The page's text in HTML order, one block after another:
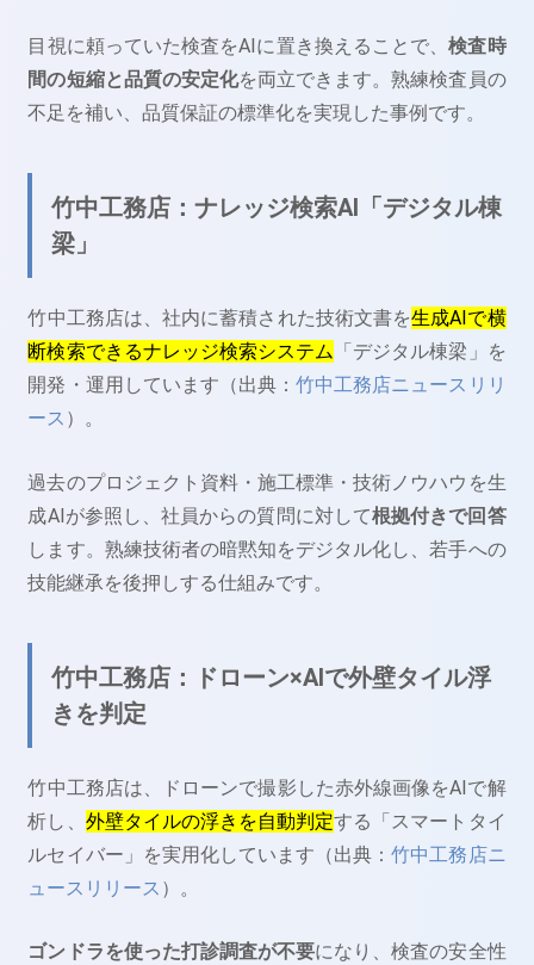
目視に頼っていた検査をAIに置き換えることで、検査時
間の短縮と品質の安定化を両立できます。熟練検査員の
不足を補い、品質保証の標準化を実現した事例です。
竹中工務店：ナレッジ検索AI「デジタル棟
梁」
竹中工務店は、社内に蓄積された技術文書を生成AIで横
断検索できるナレッジ検索システム 「デジタル棟梁」を
開発・運用しています（出典：竹中工務店ニュースリリ
ース ）。
過去のプロジェクト資料・施工標準・技術ノウハウを生
成AIが参照し、社員からの質問に対して根拠付きで回答
します。熟練技術者の暗黙知をデジタル化し、若手への
技能継承を後押しする仕組みです。
竹中工務店：ドローン×AIで外壁タイル浮
きを判定
竹中工務店は、ドローンで撮影した赤外線画像をAIで解
析し、 外壁タイルの浮きを自動判定する「スマートタイ
ルセイバー」を実用化しています（出典：竹中工務店ニ
ュースリリース ）。
ゴンドラを使った打診調査が不要になり、検査の安全性